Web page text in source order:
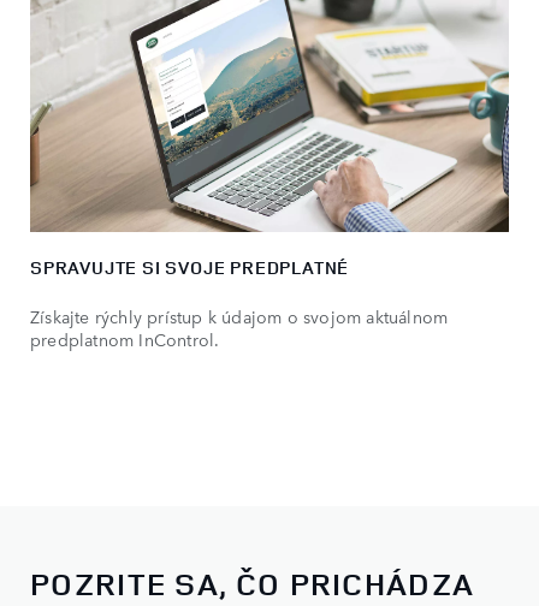
SPRAVUJTE SI SVOJE PREDPLATNÉ
Získajte rýchly prístup k údajom o svojom aktuálnom
predplatnom InControl.
POZRITE SA, ČO PRICHÁDZA